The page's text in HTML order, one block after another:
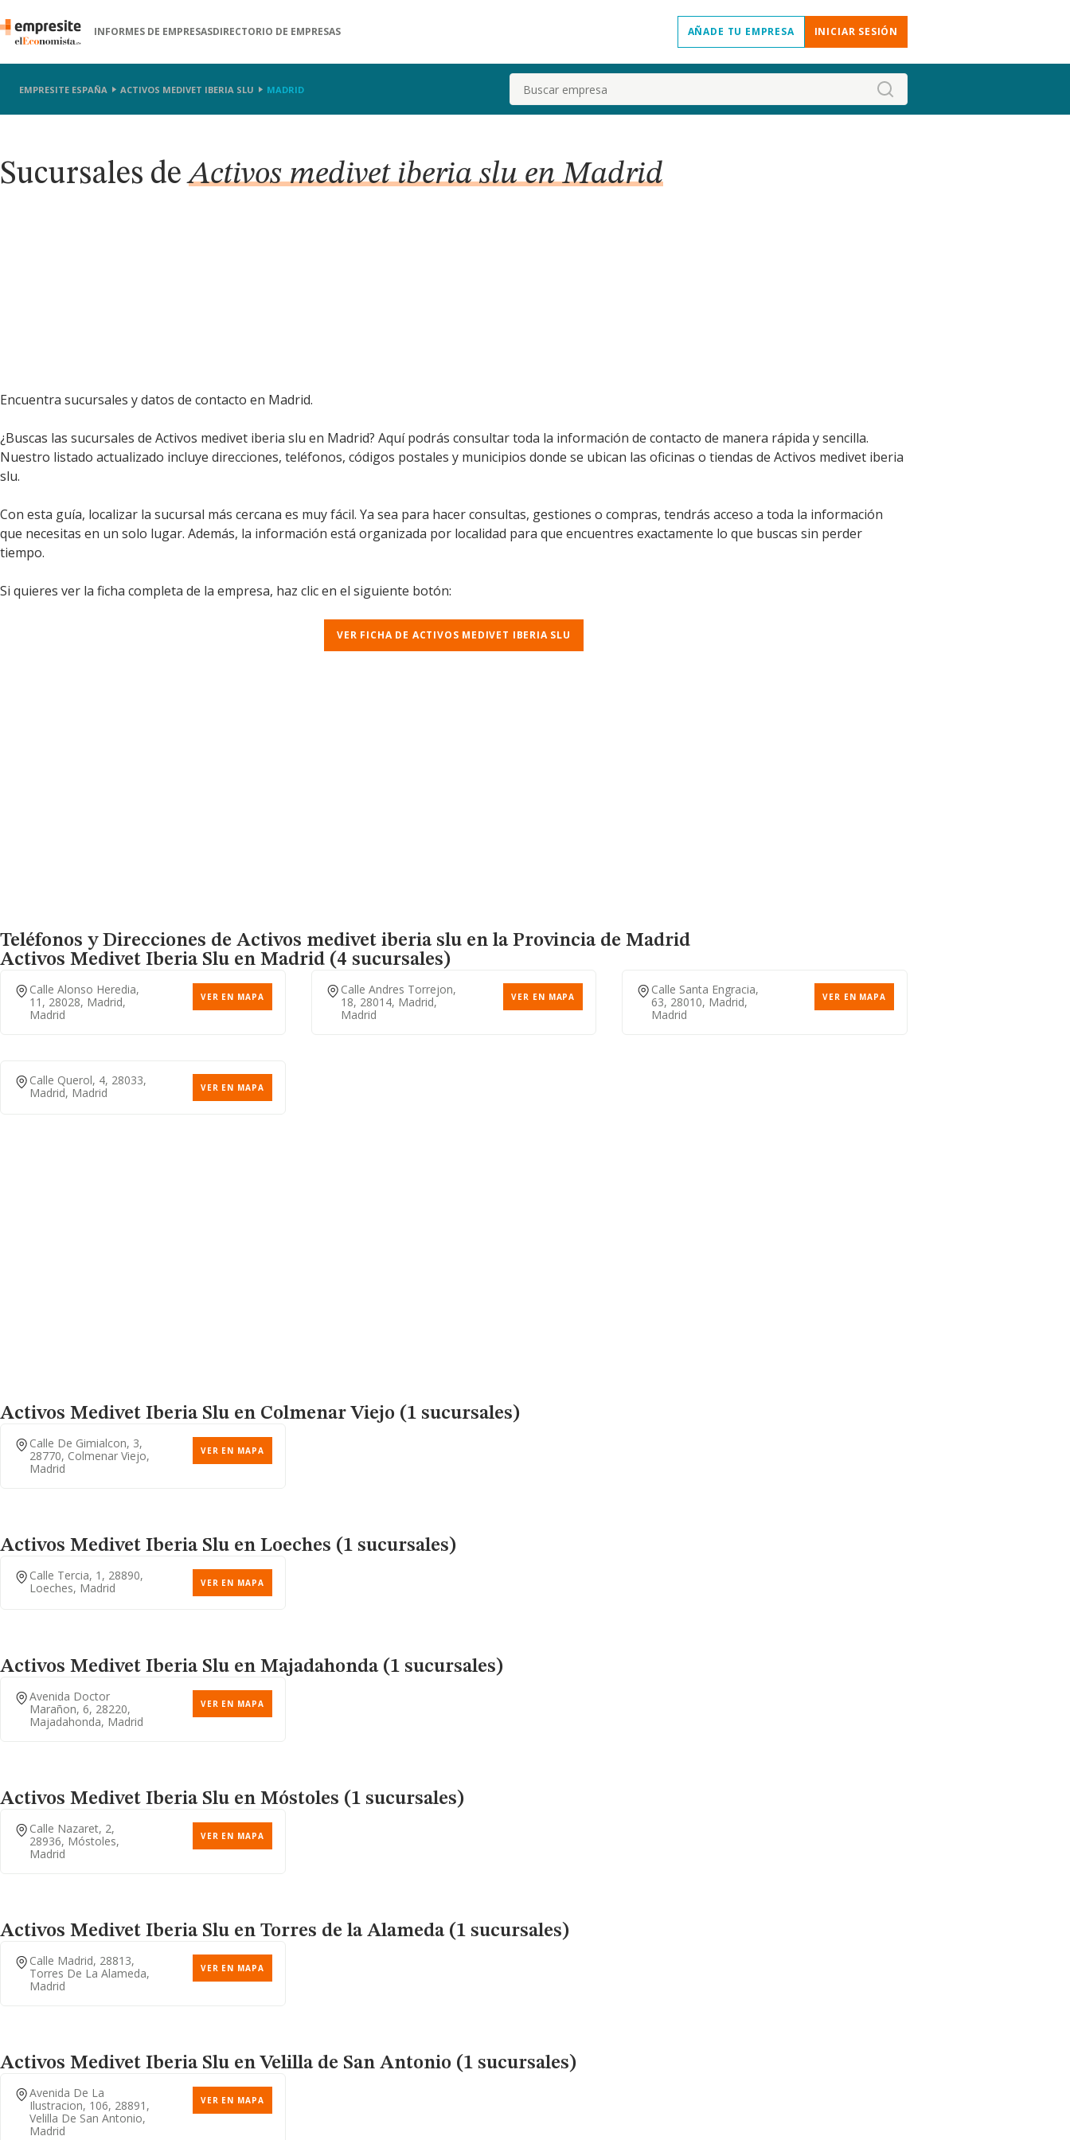
INFORMES DE EMPRESASDIRECTORIO DE EMPRESAS AÑADE TU EMPRESA INICIAR SESIÓN
EMPRESITE ESPAÑA ACTIVOS MEDIVET IBERIA SLU MADRID Buscar
Sucursales deActivos medivet iberia slu en Madrid
Encuentra sucursales y datos de contacto en Madrid.
¿Buscas las sucursales de Activos medivet iberia slu en Madrid? Aquí podrás consultar toda la información de contacto de manera rápida y sencilla.
Nuestro listado actualizado incluye direcciones, teléfonos, códigos postales y municipios donde se ubican las oficinas o tiendas de Activos medivet iberia
slu.
Con esta guía, localizar la sucursal más cercana es muy fácil. Ya sea para hacer consultas, gestiones o compras, tendrás acceso a toda la información
que necesitas en un solo lugar. Además, la información está organizada por localidad para que encuentres exactamente lo que buscas sin perder
tiempo.
Si quieres ver la ficha completa de la empresa, haz clic en el siguiente botón:
VER FICHA DE ACTIVOS MEDIVET IBERIA SLU
Teléfonos y Direcciones de Activos medivet iberia slu en la Provincia de Madrid
Activos Medivet Iberia Slu en Madrid (4 sucursales)
Calle Alonso Heredia,
11, 28028, Madrid,
Madrid
VER EN MAPA
Calle Andres Torrejon,
18, 28014, Madrid,
Madrid
VER EN MAPA
Calle Santa Engracia,
63, 28010, Madrid,
Madrid
VER EN MAPA
Calle Querol, 4, 28033,
Madrid, Madrid
VER EN MAPA
Activos Medivet Iberia Slu en Colmenar Viejo (1 sucursales)
Calle De Gimialcon, 3,
28770, Colmenar Viejo,
Madrid
VER EN MAPA
Activos Medivet Iberia Slu en Loeches (1 sucursales)
Calle Tercia, 1, 28890,
Loeches, Madrid
VER EN MAPA
Activos Medivet Iberia Slu en Majadahonda (1 sucursales)
Avenida Doctor
Marañon, 6, 28220,
Majadahonda, Madrid
VER EN MAPA
Activos Medivet Iberia Slu en Móstoles (1 sucursales)
Calle Nazaret, 2,
28936, Móstoles,
Madrid
VER EN MAPA
Activos Medivet Iberia Slu en Torres de la Alameda (1 sucursales)
Calle Madrid, 28813,
Torres De La Alameda,
Madrid
VER EN MAPA
Activos Medivet Iberia Slu en Velilla de San Antonio (1 sucursales)
Avenida De La
Ilustracion, 106, 28891,
Velilla De San Antonio,
Madrid
VER EN MAPA